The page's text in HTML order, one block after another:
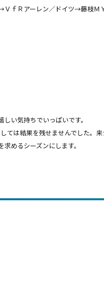
ｆＲアーレン／ドイツ→藤枝Ｍ
い気持ちでいっぱいです。
ては結果を残せませんでした。
めるシーズンにします。